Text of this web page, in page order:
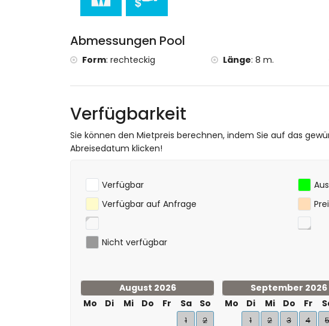
Tennis und Reiten (innerhalb von 10 Kilometern vom
Abmessungen Pool
Form: rechteckig Länge: 8 m.
Verfügbarkeit
Sie können den Mietpreis berechnen, indem Sie auf das
Abreisedatum klicken!
Verfügbar
Verfügbar auf Anfrage
Nicht verfügbar
August 2026
Mo
Di Mi Do Fr Sa So
1
2
September 2026
Mo
Di Mi Do Fr
1 2 3 4 5